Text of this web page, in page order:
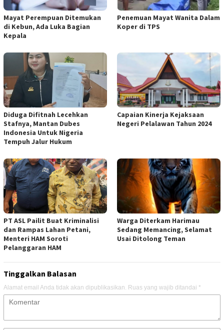
Mayat Perempuan Ditemukan
di Kebun, Ada Luka Bagian
Kepala
Penemuan Mayat Wanita Dalam
Koper di TPS
Diduga Difitnah Lecehkan
Stafnya, Mantan Dubes
Indonesia Untuk Nigeria
Tempuh Jalur Hukum
Capaian Kinerja Kejaksaan
Negeri Pelalawan Tahun 2024
PT ASL Pailit Buat Kriminalisi
dan Rampas Lahan Petani,
Menteri HAM Soroti
Pelanggaran HAM
Warga Diterkam Harimau
Sedang Memancing, Selamat
Usai Ditolong Teman
Tinggalkan Balasan
Alamat email Anda tidak akan dipublikasikan. Ruas yang wajib ditandai *